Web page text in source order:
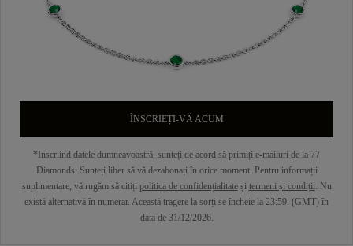
ÎNSCRIEȚI-VĂ ACUM
*Inscriind datele dumneavoastră, sunteți de acord să primiți e-mailuri de la 77
Diamonds. Sunteți liber să vă dezabonați în orice moment. Pentru informații
suplimentare, vă rugăm să citiți politica de confidențialitateși termeni și condiții. Nu
există alternativă în numerar. Această tragere la sorți se încheie la 23:59. (GMT) în
data de 31/12/2026.